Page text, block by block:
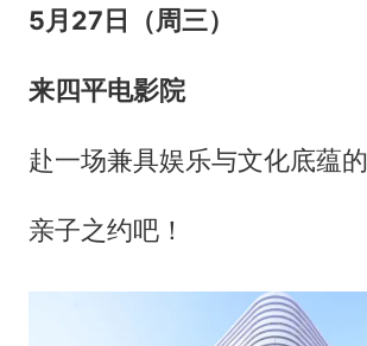
5月27日（周三）
来四平电影院
赴一场兼具娱乐与文化底蕴的
亲子之约吧！